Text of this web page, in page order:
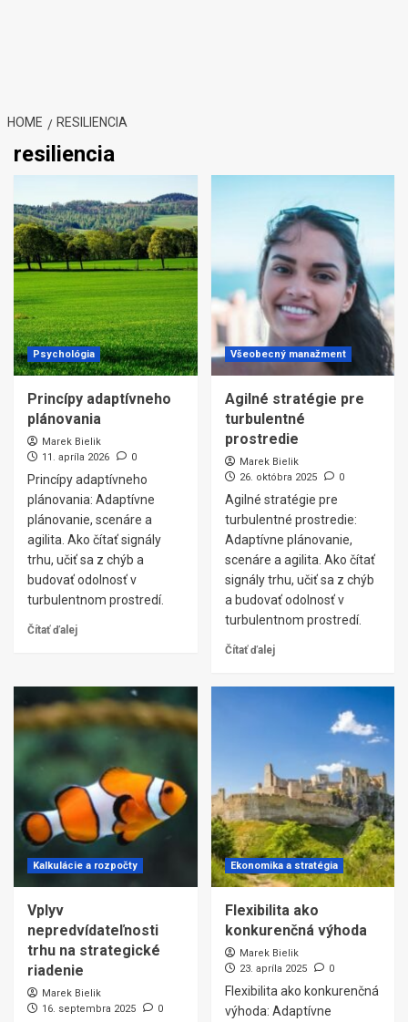
HOME RESILIENCIA
resiliencia
Psychológia
Princípy adaptívneho
plánovania
Marek Bielik
11. apríla 2026
0
Princípy adaptívneho
plánovania: Adaptívne
plánovanie, scenáre a
agilita. Ako čítať signály
trhu, učiť sa z chýb a
budovať odolnosť v
turbulentnom prostredí.
Čítať ďalej
Všeobecný manažment
Agilné stratégie pre
turbulentné
prostredie
Marek Bielik
26. októbra 2025
0
Agilné stratégie pre
turbulentné prostredie:
Adaptívne plánovanie,
scenáre a agilita. Ako čítať
signály trhu, učiť sa z chýb
a budovať odolnosť v
turbulentnom prostredí.
Čítať ďalej
Kalkulácie a rozpočty
Vplyv
nepredvídateľnosti
trhu na strategické
riadenie
Marek Bielik
16. septembra 2025
0
Ekonomika a stratégia
Flexibilita ako
konkurenčná výhoda
Marek Bielik
23. apríla 2025
0
Flexibilita ako konkurenčná
výhoda: Adaptívne